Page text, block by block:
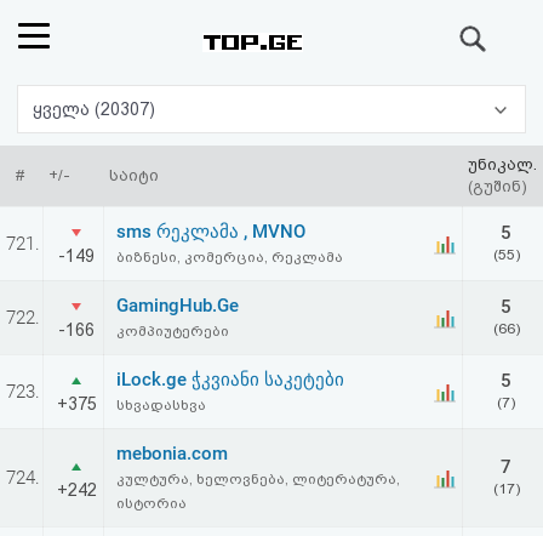
რეიტინგი
(მთავარი)
ფოსტა
პასუხი
ავტორიზაცია
რეგისტრაცია
პაროლის
ყველა (20307)
# +/- საიტი
უნიკალ.
(გუშინ)
721.
-149
sms რეკლამა , MVNO
ბიზნესი, კომერცია, რეკლამა
5
(55)
722.
-166
GamingHub.Ge
კომპიუტერები
5
(66)
723.
+375
iLock.ge ჭკვიანი საკეტები
სხვადასხვა
5
(7)
724.
+242
mebonia.com
კულტურა, ხელოვნება, ლიტერატურა,
ისტორია
7
(17)